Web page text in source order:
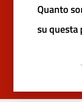
Quanto
su questa